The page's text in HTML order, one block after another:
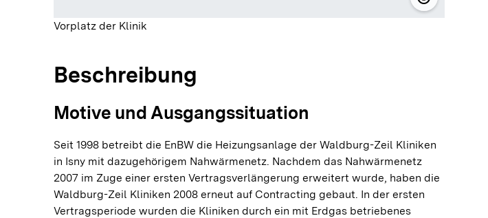
©
Vorplatz der Klinik
Beschreibung
Motive und Ausgangssituation
Seit 1998 betreibt die EnBW die Heizungsanlage der Waldburg-Zeil Kliniken
in Isny mit dazugehörigem Nahwärmenetz. Nachdem das Nahwärmenetz
2007 im Zuge einer ersten Vertragsverlängerung erweitert wurde, haben die
Waldburg-Zeil Kliniken 2008 erneut auf Contracting gebaut. In der ersten
Vertragsperiode wurden die Kliniken durch ein mit Erdgas betriebenes